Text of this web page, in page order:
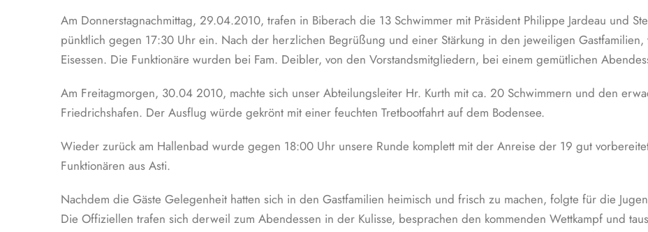
Am Donnerstagnachmittag, 29.04.2010, trafen in Biberach die 13 Schwimmer mit Präsident Philippe Jardeau und
pünktlich gegen 17:30 Uhr ein. Nach der herzlichen Begrüßung und einer Stärkung in den jeweiligen
Eisessen. Die Funktionäre wurden bei Fam. Deibler, von den Vorstandsmitgliedern, bei einem gemütlichen
Am Freitagmorgen, 30.04 2010, machte sich unser Abteilungsleiter Hr. Kurth mit ca. 20 Schwimmern und den
Friedrichshafen. Der Ausflug würde gekrönt mit einer feuchten Tretbootfahrt auf dem Bodensee.
Wieder zurück am Hallenbad wurde gegen 18:00 Uhr unsere Runde komplett mit der Anreise der 19 gut
Funktionären aus Asti.
Nachdem die Gäste Gelegenheit hatten sich in den Gastfamilien heimisch und frisch zu machen, folgte für die
Die Offiziellen trafen sich derweil zum Abendessen in der Kulisse, besprachen den kommenden Wettkampf und